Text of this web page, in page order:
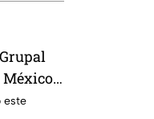
México
este